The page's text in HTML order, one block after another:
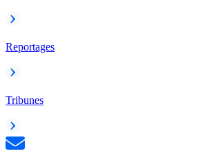
Reportages
Tribunes